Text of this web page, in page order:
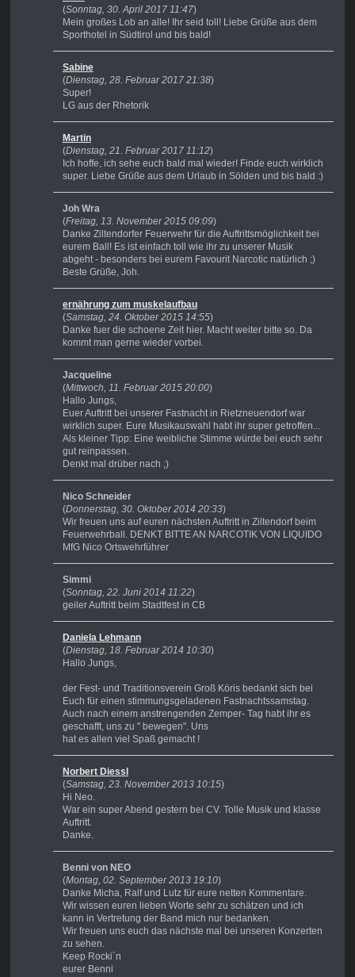
(Sonntag, 30. April 2017 11:47)
Mein großes Lob an alle! Ihr seid toll! Liebe Grüße aus dem
Sporthotel in Südtirol und bis bald!
Sabine
(Dienstag, 28. Februar 2017 21:38)
Super!
LG aus der Rhetorik
Martin
(Dienstag, 21. Februar 2017 11:12)
Ich hoffe, ich sehe euch bald mal wieder! Finde euch wirklich
super. Liebe Grüße aus dem Urlaub in Sölden und bis bald :)
Joh Wra
(Freitag, 13. November 2015 09:09)
Danke Ziltendorfer Feuerwehr für die Auftrittsmöglichkeit bei
eurem Ball! Es ist einfach toll wie ihr zu unserer Musik
abgeht - besonders bei eurem Favourit Narcotic natürlich ;)
Beste Grüße, Joh.
ernährung zum muskelaufbau
(Samstag, 24. Oktober 2015 14:55)
Danke fuer die schoene Zeit hier. Macht weiter bitte so. Da
kommt man gerne wieder vorbei.
Jacqueline
(Mittwoch, 11. Februar 2015 20:00)
Hallo Jungs,
Euer Auftritt bei unserer Fastnacht in Rietzneuendorf war
wirklich super. Eure Musikauswahl habt ihr super getroffen...
Als kleiner Tipp: Eine weibliche Stimme würde bei euch sehr
gut reinpassen.
Denkt mal drüber nach ;)
Nico Schneider
(Donnerstag, 30. Oktober 2014 20:33)
Wir freuen uns auf euren nächsten Auftritt in Ziltendorf beim
Feuerwehrball. DENKT BITTE AN NARCOTIK VON LIQUIDO
MfG Nico Ortswehrführer
Simmi
(Sonntag, 22. Juni 2014 11:22)
geiler Auftritt beim Stadtfest in CB
Daniela Lehmann
(Dienstag, 18. Februar 2014 10:30)
Hallo Jungs,
der Fest- und Traditionsverein Groß Köris bedankt sich bei
Euch für einen stimmungsgeladenen Fastnachtssamstag.
Auch nach einem anstrengenden Zemper- Tag habt ihr es
geschafft, uns zu " bewegen". Uns
hat es allen viel Spaß gemacht !
Norbert Diessl
(Samstag, 23. November 2013 10:15)
Hi Neo.
War ein super Abend gestern bei CV. Tolle Musik und klasse
Auftritt.
Danke.
Benni von NEO
(Montag, 02. September 2013 19:10)
Danke Micha, Ralf und Lutz für eure netten Kommentare.
Wir wissen euren lieben Worte sehr zu schätzen und ich
kann in Vertretung der Band mich nur bedanken.
Wir freuen uns euch das nächste mal bei unseren Konzerten
zu sehen.
Keep Rocki´n
eurer Benni